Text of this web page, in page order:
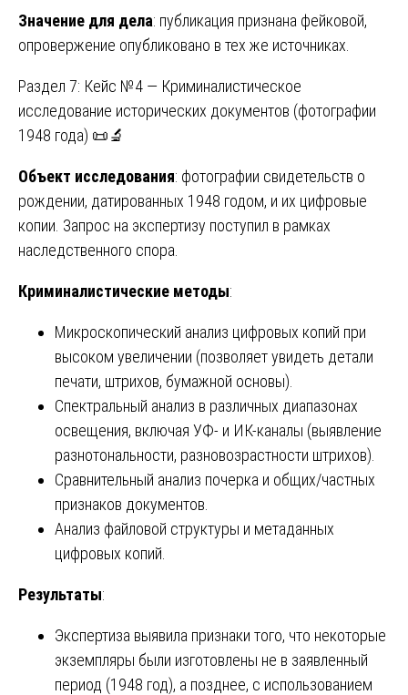
Значение для дела: публикация признана фейковой,
опровержение опубликовано в тех же источниках.
Раздел 7: Кейс №4 — Криминалистическое
исследование исторических документов (фотографии
1948 года) 📜🔬
Объект исследования: фотографии свидетельств о
рождении, датированных 1948 годом, и их цифровые
копии. Запрос на экспертизу поступил в рамках
наследственного спора.
Криминалистические методы:
Микроскопический анализ цифровых копий при
высоком увеличении (позволяет увидеть детали
печати, штрихов, бумажной основы).
Спектральный анализ в различных диапазонах
освещения, включая УФ- и ИК-каналы (выявление
разнотональности, разновозрастности штрихов).
Сравнительный анализ почерка и общих/частных
признаков документов.
Анализ файловой структуры и метаданных
цифровых копий.
Результаты:
Экспертиза выявила признаки того, что некоторые
экземпляры были изготовлены не в заявленный
период (1948 год), а позднее, с использованием